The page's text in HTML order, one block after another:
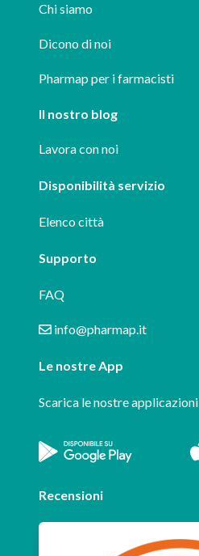
Chi siamo
Dicono di noi
Pharmap per i farmacisti
Il nostro blog
Lavora con noi
Disponibilità servizio
Elenco città
Supporto
FAQ
info@pharmap.it
Le nostre App
Scarica le nostre applicazioni
Recensioni